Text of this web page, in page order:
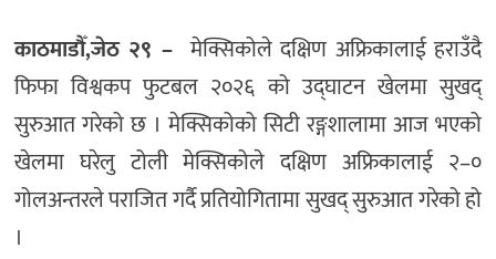
काठमाडौँ,जेठ २९ –मेक्सिकोले दक्षिण अफ्रिकालाई हराउँदै
फिफा विश्वकप फुटबल २०२६ को उद्घाटन खेलमा सुखद्
सुरुआत गरेको छ । मेक्सिकोको सिटी रङ्गशालामा आज भएको
खेलमा घरेलु टोली मेक्सिकोले दक्षिण अफ्रिकालाई २–०
गोलअन्तरले पराजित गर्दै प्रतियोगितामा सुखद् सुरुआत गरेको हो
।